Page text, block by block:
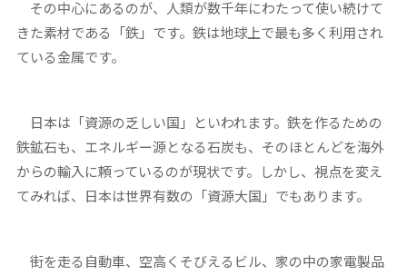
その中心にあるのが、人類が数千年にわたって使い続けて
きた素材である「鉄」です。鉄は地球上で最も多く利用され
ている金属です。
日本は「資源の乏しい国」といわれます。鉄を作るための
鉄鉱石も、エネルギー源となる石炭も、そのほとんどを海外
からの輸入に頼っているのが現状です。しかし、視点を変え
てみれば、日本は世界有数の「資源大国」でもあります。
街を走る自動車、空高くそびえるビル、家の中の家電製品